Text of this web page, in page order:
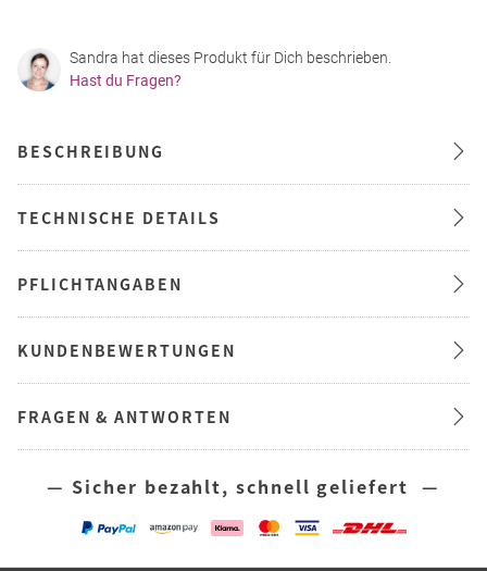
Sandra hat dieses Produkt für Dich beschrieben.
Hast du Fragen?
BESCHREIBUNG
TECHNISCHE DETAILS
PFLICHTANGABEN
KUNDENBEWERTUNGEN
FRAGEN & ANTWORTEN
— Sicher bezahlt, schnell geliefert —